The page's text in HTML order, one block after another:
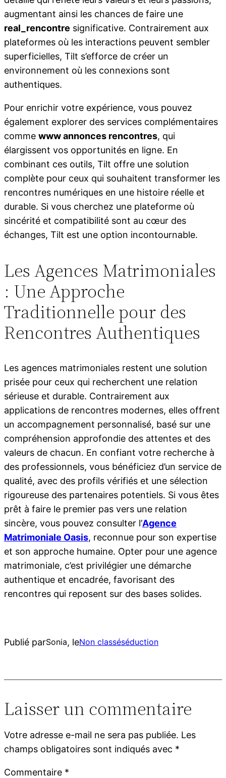
augmentant ainsi les chances de faire une
real_rencontre significative. Contrairement aux
plateformes où les interactions peuvent sembler
superficielles, Tilt s’efforce de créer un
environnement où les connexions sont
authentiques.
Pour enrichir votre expérience, vous pouvez
également explorer des services complémentaires
comme www annonces rencontres, qui
élargissent vos opportunités en ligne. En
combinant ces outils, Tilt offre une solution
complète pour ceux qui souhaitent transformer les
rencontres numériques en une histoire réelle et
durable. Si vous cherchez une plateforme où
sincérité et compatibilité sont au cœur des
échanges, Tilt est une option incontournable.
Les Agences Matrimoniales
: Une Approche
Traditionnelle pour des
Rencontres Authentiques
Les agences matrimoniales restent une solution
prisée pour ceux qui recherchent une relation
sérieuse et durable. Contrairement aux
applications de rencontres modernes, elles offrent
un accompagnement personnalisé, basé sur une
compréhension approfondie des attentes et des
valeurs de chacun. En confiant votre recherche à
des professionnels, vous bénéficiez d’un service de
qualité, avec des profils vérifiés et une sélection
rigoureuse des partenaires potentiels. Si vous êtes
prêt à faire le premier pas vers une relation
sincère, vous pouvez consulter l’Agence
Matrimoniale Oasis, reconnue pour son expertise
et son approche humaine. Opter pour une agence
matrimoniale, c’est privilégier une démarche
authentique et encadrée, favorisant des
rencontres qui reposent sur des bases solides.
Publié parSonia, leNon classéséduction
Laisser un commentaire
Votre adresse e-mail ne sera pas publiée. Les
champs obligatoires sont indiqués avec *
Commentaire *